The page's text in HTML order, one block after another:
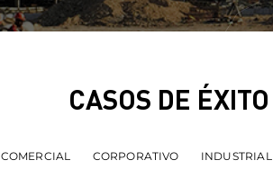
CASOS DE ÉXITO
COMERCIAL CORPORATIVO INDUSTRIAL